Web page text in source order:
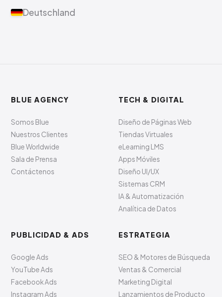
Deutschland
BLUE AGENCY
Somos Blue
Nuestros Clientes
Blue Worldwide
Sala de Prensa
Contáctenos
TECH & DIGITAL
Diseño de Páginas Web
Tiendas Virtuales
eLearning LMS
Apps Móviles
Diseño UI/UX
Sistemas CRM
IA & Automatización
Analítica de Datos
PUBLICIDAD & ADS
Google Ads
YouTube Ads
Facebook Ads
Instagram Ads
ESTRATEGIA
SEO & Motores de Búsqueda
Ventas & Comercial
Marketing Digital
Lanzamientos de Producto